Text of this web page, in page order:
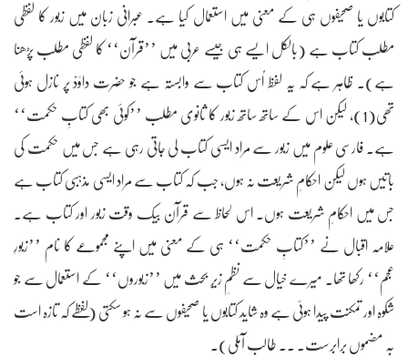
کتابوں یا صحیفوں ہی کے معنی میں استعمال کیا ہے۔ عبرانی زبان میں زبور کا لفظی
مطلب کتاب ہے (بالکل ایسے ہی جیسے عربی میں ’’قرآن‘‘ کا لفظی مطلب پڑھنا
ہے)۔ ظاہر ہے کہ یہ لفظ اُس کتاب سے وابستہ ہے جو حضرت داؤدؑ پر نازل ہوئی
تھی(1)، لیکن اس کے ساتھ ساتھ زبور کا ثانوی مطلب ’’کوئی بھی کتابِ حکمت‘‘
ہے۔ فارسی علوم میں زبور سے مراد ایسی کتاب لی جاتی رہی ہے جس میں حکمت کی
باتیں ہوں لیکن احکامِ شریعت نہ ہوں، جب کہ کتاب سے مراد ایسی مذہبی کتاب ہے
جس میں احکامِ شریعت ہوں۔ اس لحاظ سے قرآن بیک وقت زبور اور کتاب ہے۔
علامہ اقبال نے ’’کتابِ حکمت‘‘ ہی کے معنی میں اپنے مجموعے کا نام ’’زبورِ
عجم‘‘ رکھا تھا۔ میرے خیال سے نظمِ زیرِ بحث میں ’’زبوروں‘‘ کے استعمال سے جو
شکوہ اور تمکنت پیدا ہوئی ہے وہ شاید کتابوں یا صحیفوں سے نہ ہو سکتی (لفظے کہ تازہ است
بہ مضموں برابرست۔ ۔۔ طالب آملی)۔